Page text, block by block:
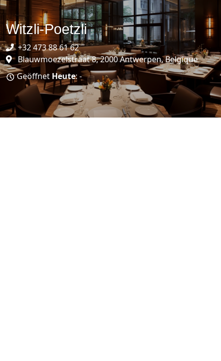
Witzli-Poetzli
+32 473 88 61 62
Blauwmoezelstraat 8, 2000 Antwerpen, Belgique
Geöffnet Heute: -